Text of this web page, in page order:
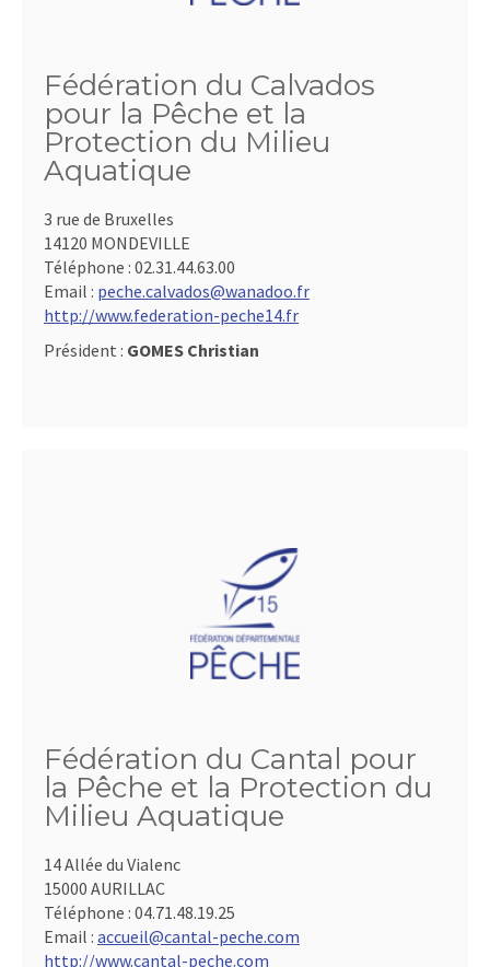
Fédération du Calvados
pour la Pêche et la
Protection du Milieu
Aquatique
3 rue de Bruxelles
14120 MONDEVILLE
Téléphone : 02.31.44.63.00
Email : peche.calvados@wanadoo.fr
http://www.federation-peche14.fr
Président : GOMES Christian
Fédération du Cantal pour
la Pêche et la Protection du
Milieu Aquatique
14 Allée du Vialenc
15000 AURILLAC
Téléphone : 04.71.48.19.25
Email : accueil@cantal-peche.com
http://www.cantal-peche.com